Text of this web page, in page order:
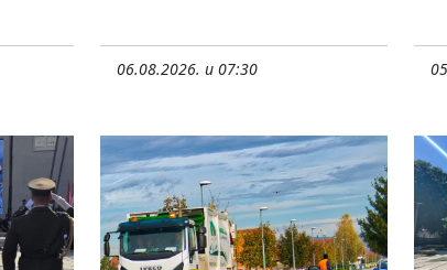
06.08.2026. u 07:30